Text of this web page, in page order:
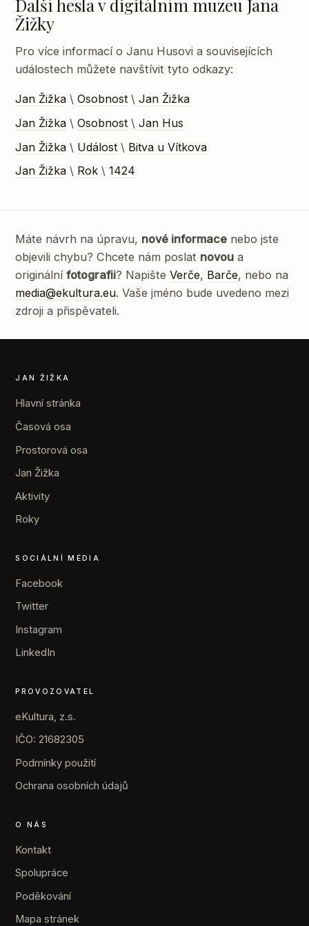
Další hesla v digitálním muzeu Jana
Žižky
Pro více informací o Janu Husovi a souvisejících
událostech můžete navštívit tyto odkazy:
Jan Žižka \Osobnost \Jan Žižka
Jan Žižka \Osobnost \Jan Hus
Jan Žižka \ Událost \ Bitva u Vítkova
Jan Žižka \ Rok \1424
Máte návrh na úpravu, nové informace nebo jste
objevili chybu? Chcete nám poslat novou a
originálnífotografii? NapišteVerče, Barče, nebo na
media@ekultura.eu. Vaše jméno bude uvedeno mezi
zdroji a přispěvateli.
JAN ŽIŽKA
Hlavní stránka
Časová osa
Prostorová osa
Jan Žižka
Aktivity
Roky
SOCIÁLNÍ MÉDIA
Facebook
Twitter
Instagram
LinkedIn
PROVOZOVATEL
eKultura, z.s.
IČO: 21682305
Podmínky použití
Ochrana osobních údajů
O NÁS
Kontakt
Spolupráce
Poděkování
Mapa stránek